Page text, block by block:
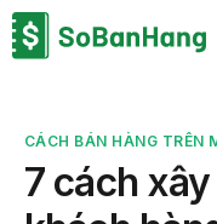
Sản phẩm
Bảng giá
Blog
CÁCH BÁN HÀNG TRÊN
7 cách